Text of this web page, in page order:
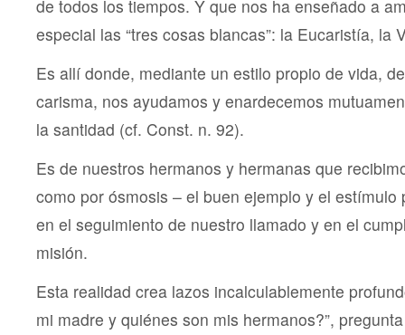
de todos los tiempos. Y que nos ha enseñado a
especial las “tres cosas blancas”: la Eucaristía, la
Es allí donde, mediante un estilo propio de vida,
carisma, nos ayudamos y enardecemos
la santidad (cf. Const. n. 92).
Es de nuestros hermanos y hermanas que
como por ósmosis – el buen ejemplo y el estímulo
en el seguimiento de nuestro llamado y en el
misión.
Esta realidad crea lazos incalculablemente
mi madre y quiénes son mis hermanos?”,